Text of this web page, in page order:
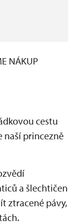
NÁKUP
cestu
naší princezně
a šlechtičen
ztracené pávy,